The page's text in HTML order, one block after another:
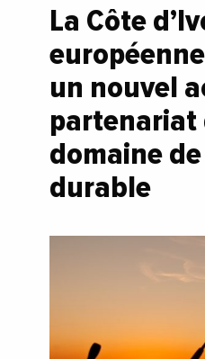
La Côte
un nouvel
partenariat
domaine
durable